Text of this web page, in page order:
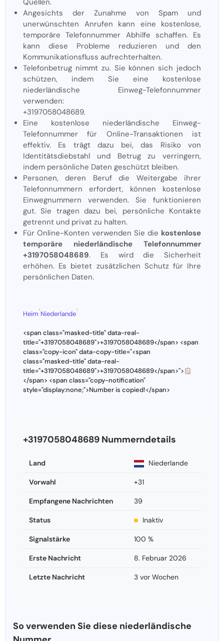
Quellen.
Angesichts der Zunahme von Spam und
unerwünschten Anrufen kann eine kostenlose,
temporäre Telefonnummer Abhilfe schaffen. Es
kann diese Probleme reduzieren und den
Kommunikationsfluss aufrechterhalten.
Telefonbetrug nimmt zu. Sie können sich jedoch
schützen, indem Sie eine kostenlose
niederländische Einweg-Telefonnummer
verwenden:
+3197058048689.
Eine kostenlose niederländische Einweg-
Telefonnummer für Online-Transaktionen ist
effektiv. Es trägt dazu bei, das Risiko von
Identitätsdiebstahl und Betrug zu verringern,
indem persönliche Daten geschützt bleiben.
Personen, deren Beruf die Weitergabe ihrer
Telefonnummern erfordert, können kostenlose
Einwegnummern verwenden. Sie funktionieren
gut. Sie tragen dazu bei, persönliche Kontakte
getrennt und privat zu halten.
Für Online-Konten verwenden Sie die kostenlose
temporäre niederländische Telefonnummer
+3197058048689. Es wird die Sicherheit
erhöhen. Es bietet zusätzlichen Schutz für Ihre
persönlichen Daten.
Heim
›
Niederlande
›
<span class="masked-title" data-real-
title="+3197058048689">+3197058048689</span> <span
class="copy-icon" data-copy-title="<span
class="masked-title" data-real-
title="+3197058048689">+3197058048689</span>">
</span> <span class="copy-notification"
style="display:none;">Number is copied!</span>
+3197058048689 Nummerndetails
Land Niederlande
Vorwahl +31
Empfangene Nachrichten 39
Status Inaktiv
Signalstärke 100 %
Erste Nachricht 8. Februar 2026
Letzte Nachricht 3 vor Wochen
So verwenden Sie diese niederländische